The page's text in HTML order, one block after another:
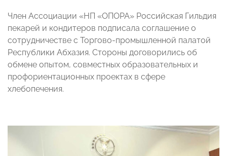
Член Ассоциации «НП «ОПОРА» Российская Гильдия
пекарей и кондитеров подписала соглашение о
сотрудничестве с Торгово-промышленной палатой
Республики Абхазия. Стороны договорились об
обмене опытом, совместных образовательных и
профориентационных проектах в сфере
хлебопечения.